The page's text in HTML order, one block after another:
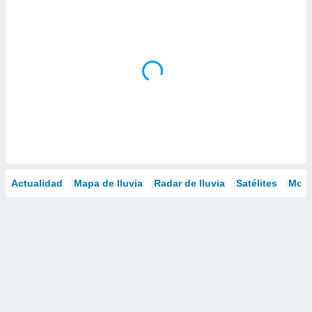
Actualidad Mapa de lluvia Radar de lluvia Satélites